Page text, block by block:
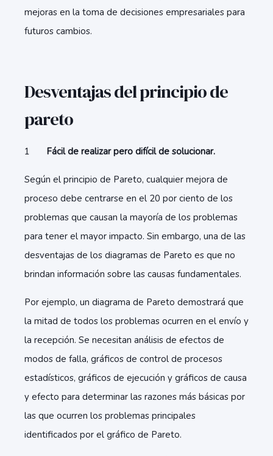
mejoras en la toma de decisiones empresariales para
futuros cambios.
Desventajas del principio de
pareto
Fácil de realizar pero difícil de solucionar.
Según el principio de Pareto, cualquier mejora de
proceso debe centrarse en el 20 por ciento de los
problemas que causan la mayoría de los problemas
para tener el mayor impacto. Sin embargo, una de las
desventajas de los diagramas de Pareto es que no
brindan información sobre las causas fundamentales.
Por ejemplo, un diagrama de Pareto demostrará que
la mitad de todos los problemas ocurren en el envío y
la recepción. Se necesitan análisis de efectos de
modos de falla, gráficos de control de procesos
estadísticos, gráficos de ejecución y gráficos de causa
y efecto para determinar las razones más básicas por
las que ocurren los problemas principales
identificados por el gráfico de Pareto.